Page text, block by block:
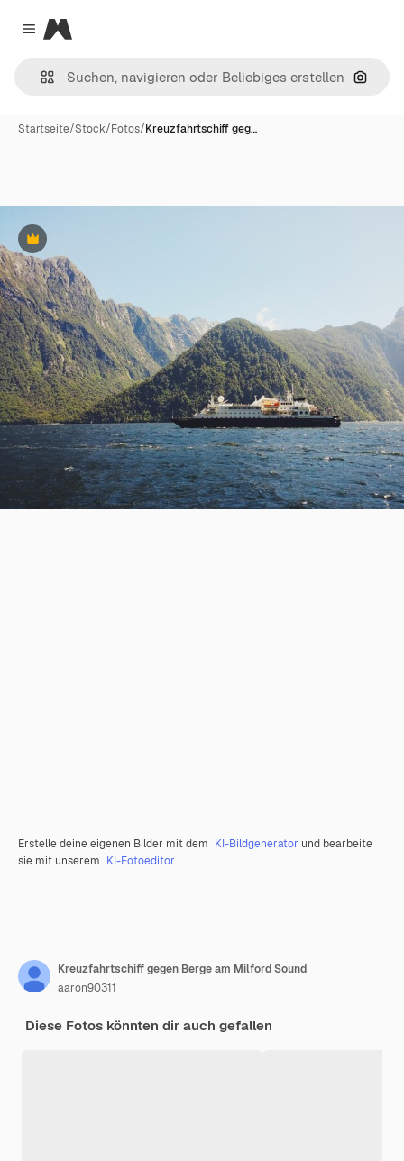
Close menu
Magnific
Nach
Startseite/Stock/Fotos/Kreuzfahrtschiff geg…
Premium
Erstelle deine eigenen Bilder mit dem KI-Bildgenerator und bearbeite
sie mit unserem KI-Fotoeditor.
Kreuzfahrtschiff gegen Berge am Milford Sound
aaron90311
Diese Fotos könnten dir auch gefallen